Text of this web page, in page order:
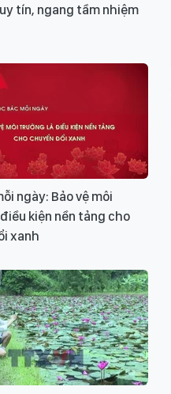
tín, ngang tầm nhiệm
ngày: Bảo vệ môi
kiện nền tảng cho
xanh